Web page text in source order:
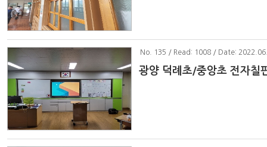
No . 135 / Read: 1008 / Date:
광양 덕례초/중앙초 전자칠